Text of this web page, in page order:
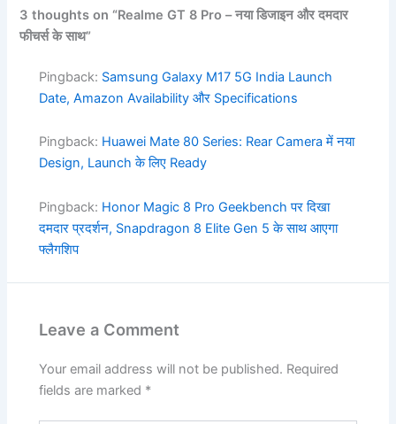
3 thoughts on “Realme GT 8 Pro – नया डिजाइन और दमदार
फीचर्स के साथ”
Pingback: Samsung Galaxy M17 5G India Launch
Date, Amazon Availability और Specifications
Pingback: Huawei Mate 80 Series: Rear Camera में नया
Design, Launch के लिए Ready
Pingback: Honor Magic 8 Pro Geekbench पर दिखा
दमदार प्रदर्शन, Snapdragon 8 Elite Gen 5 के साथ आएगा
फ्लैगशिप
Leave a Comment
Your email address will not be published. Required
fields are marked *